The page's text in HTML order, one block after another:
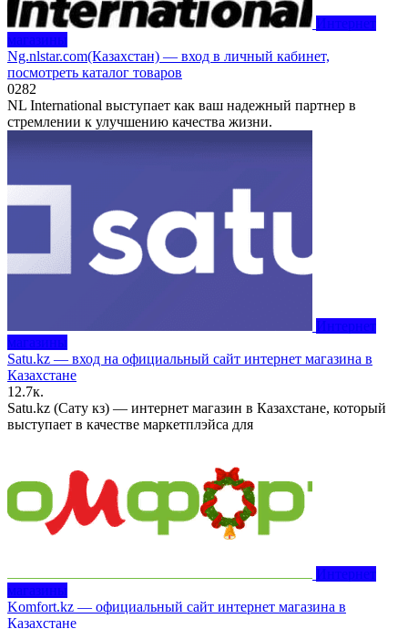
Интернет
магазины
Ng.nlstar.com(Казахстан) — вход в личный кабинет,
посмотреть каталог товаров
0282
NL International выступает как ваш надежный партнер в
стремлении к улучшению качества жизни.
Интернет
магазины
Satu.kz — вход на официальный сайт интернет магазина в
Казахстане
1 2.7к.
Satu.kz (Сату кз) — интернет магазин в Казахстане, который
выступает в качестве маркетплэйса для
Интернет
магазины
Komfort.kz — официальный сайт интернет магазина в
Казахстане